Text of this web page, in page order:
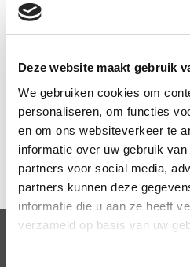
Deze website maakt gebruik
We gebruiken cookies om
personaliseren, om functies
en om ons websiteverkeer te
informatie over uw gebruik
partners voor social media,
partners kunnen deze
informatie die u aan ze heeft
verzameld op basis van uw
VERZENDEN